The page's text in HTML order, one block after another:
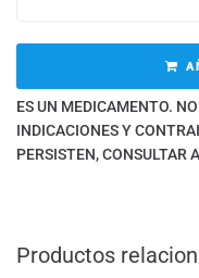
ES UN MEDICAMENTO.
INDICACIONES Y
PERSISTEN, CONSULTAR
Productos